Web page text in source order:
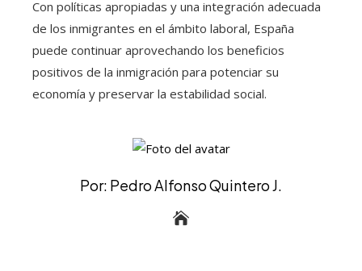
Con políticas apropiadas y una integración adecuada
de los inmigrantes en el ámbito laboral, España
puede continuar aprovechando los beneficios
positivos de la inmigración para potenciar su
economía y preservar la estabilidad social.
Por: Pedro Alfonso Quintero J.